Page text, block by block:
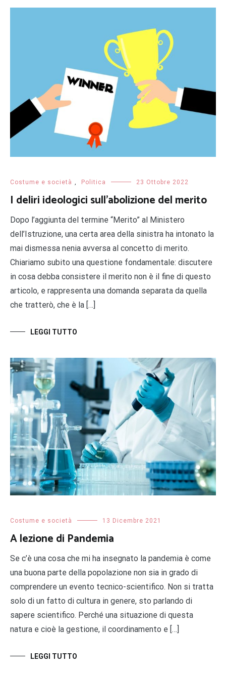
Costume e società , Politica 23 Ottobre 2022
I deliri ideologici sull’abolizione del merito
Dopo l’aggiunta del termine “Merito” al Ministero
dell’Istruzione, una certa area della sinistra ha intonato la
mai dismessa nenia avversa al concetto di merito.
Chiariamo subito una questione fondamentale: discutere
in cosa debba consistere il merito non è il fine di questo
articolo, e rappresenta una domanda separata da quella
che tratterò, che è la […]
LEGGI TUTTO
Costume e società 13 Dicembre 2021
A lezione di Pandemia
Se c’è una cosa che mi ha insegnato la pandemia è come
una buona parte della popolazione non sia in grado di
comprendere un evento tecnico-scientifico. Non si tratta
solo di un fatto di cultura in genere, sto parlando di
sapere scientifico. Perché una situazione di questa
natura e cioè la gestione, il coordinamento e […]
LEGGI TUTTO